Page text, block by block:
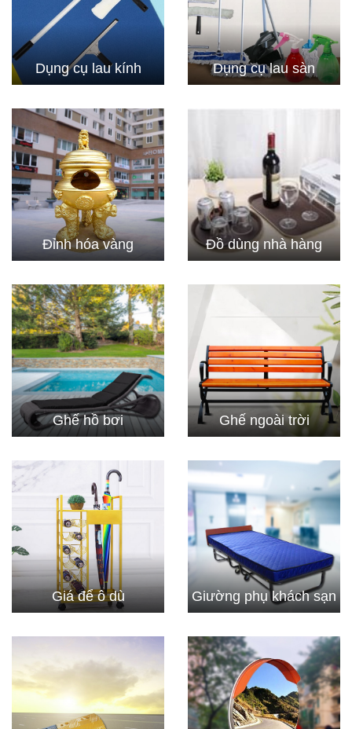
Dụng cụ lau kính Dụng cụ lau sàn
Đỉnh hóa vàng Đồ dùng nhà hàng
Ghế hồ bơi Ghế ngoài trời
Giá để ô dù Giường phụ khách sạn